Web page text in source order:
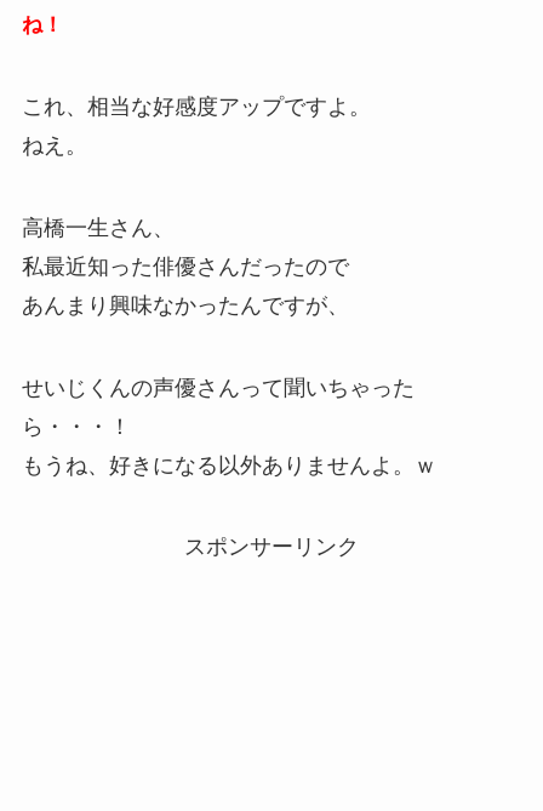
ね！
これ、相当な好感度アップですよ。
ねえ。
高橋一生さん、
私最近知った俳優さんだったので
あんまり興味なかったんですが、
せいじくんの声優さんって聞いちゃった
ら・・・！
もうね、好きになる以外ありませんよ。ｗ
スポンサーリンク